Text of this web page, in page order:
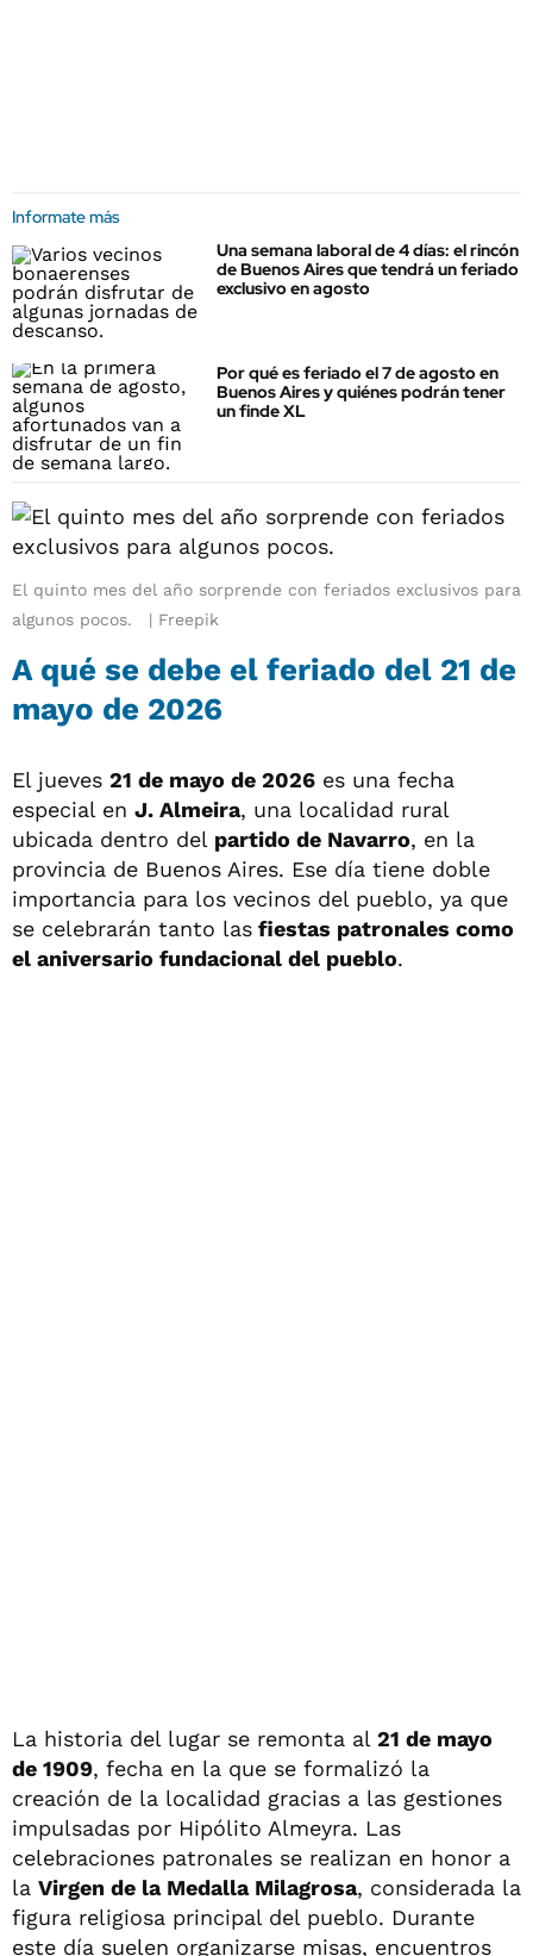
Informate más
Una semana laboral de 4 días: el rincón
de Buenos Aires que tendrá un feriado
exclusivo en agosto
Por qué es feriado el 7 de agosto en
Buenos Aires y quiénes podrán tener
un finde XL
El quinto mes del año sorprende con feriados exclusivos para
algunos pocos.
Freepik
A qué se debe el feriado del 21 de
mayo de 2026
El jueves 21 de mayo de 2026 es una fecha
especial en J. Almeira, una localidad rural
ubicada dentro del partido de Navarro, en la
provincia de Buenos Aires. Ese día tiene doble
importancia para los vecinos del pueblo, ya que
se celebrarán tanto las fiestas patronales como
el aniversario fundacional del pueblo.
La historia del lugar se remonta al 21 de mayo
de 1909, fecha en la que se formalizó la
creación de la localidad gracias a las gestiones
impulsadas por Hipólito Almeyra. Las
celebraciones patronales se realizan en honor a
la Virgen de la Medalla Milagrosa, considerada la
figura religiosa principal del pueblo. Durante
este día suelen organizarse misas, encuentros